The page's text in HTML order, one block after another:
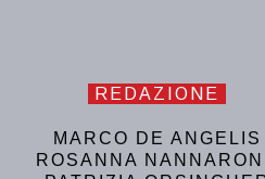
REDAZIONE
MARCO DE ANGELIS
ROSANNA